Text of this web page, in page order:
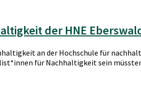
der HNE
an der Hochschule für
für Nachhaltigkeit sein